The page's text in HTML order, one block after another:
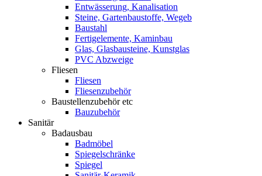
Entwässerung, Kanalisation
Steine, Gartenbaustoffe, Wegeb
Baustahl
Fertigelemente, Kaminbau
Glas, Glasbausteine, Kunstglas
PVC Abzweige
Fliesen
Fliesen
Fliesenzubehör
Baustellenzubehör etc
Bauzubehör
Sanitär
Badausbau
Badmöbel
Spiegelschränke
Spiegel